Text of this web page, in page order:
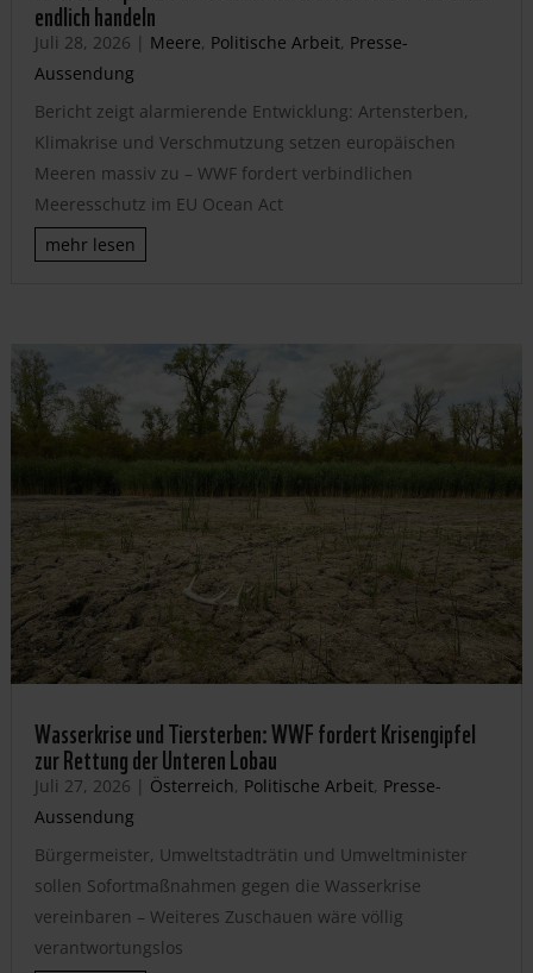
endlich handeln
Juli 28, 2026 | Meere, Politische Arbeit, Presse-
Aussendung
Bericht zeigt alarmierende Entwicklung: Artensterben,
Klimakrise und Verschmutzung setzen europäischen
Meeren massiv zu – WWF fordert verbindlichen
Meeresschutz im EU Ocean Act
mehr lesen
Wasserkrise und Tiersterben: WWF fordert Krisengipfel
zur Rettung der Unteren Lobau
Juli 27, 2026 | Österreich, Politische Arbeit, Presse-
Aussendung
Bürgermeister, Umweltstadträtin und Umweltminister
sollen Sofortmaßnahmen gegen die Wasserkrise
vereinbaren – Weiteres Zuschauen wäre völlig
verantwortungslos